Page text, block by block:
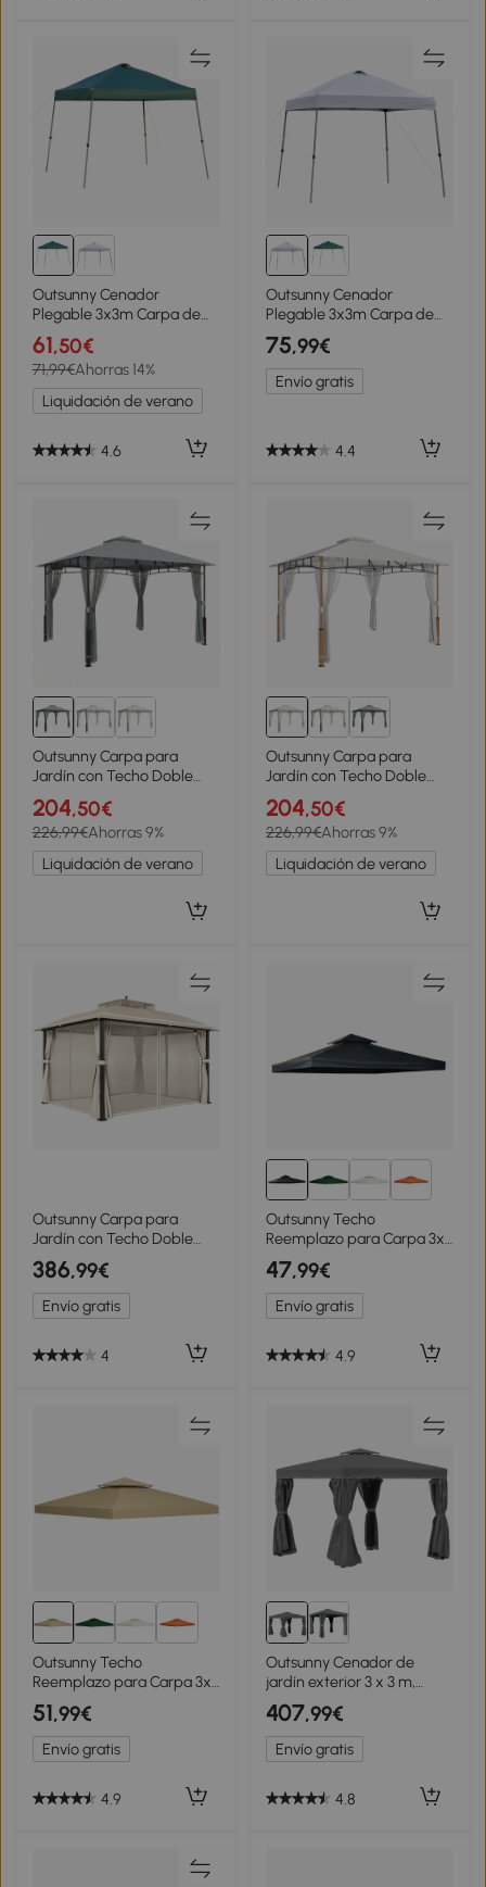
Outsunny Cenador
Plegable 3x3m Carpa de
Jardín con Bolsa de
Transporte con Ruedas
Impermeable y Marco de
Acero Gazebo para
Exterior Fiestas Camping
61,50€
71,99€Ahorras 14%
Liquidación de verano
4.6
Outsunny Cenador
Plegable 3x3m Carpa de
Jardín con Bolsa de
Transporte con Ruedas
Impermeable y Marco de
Acero Gazebo para
75,99€
Envío gratis
4.4
Outsunny Carpa para
Jardín con Techo Doble
Cenador con Paredes de
Malla UPF50+ para Exterior
Terraza 360x300x275 cm
Gris
204,50€
226,99€Ahorras 9%
Liquidación de verano
Outsunny Carpa para
Jardín con Techo Doble
Cenador con Paredes de
Malla UPF50+ para Exterior
Terraza 360x300x275 cm
Crema y Teca
204,50€
226,99€Ahorras 9%
Liquidación de verano
Outsunny Carpa para
Jardín con Techo Doble
Cenador con Mosquiteras y
Cortinas para Exterior
Terraza 370x303x290 cm
Beige
386,99€
Envío gratis
4
Outsunny Techo
Reemplazo para Carpa 3x3
m Pabellón de Poliéster
para Jardín Terraza Aire
Libre Exterior - Color Gris
Oscuro
47,99€
Envío gratis
4.9
Outsunny Techo
Reemplazo para Carpa 3x3
m Pabellón de Poliéster
para Jardín Terraza Aire
Libre Exterior - Color
Crema
51,99€
Envío gratis
4.9
Outsunny Cenador de
jardín exterior 3 x 3 m,
carpa con doble techo,
cortinas y mosquitera,
armazón en aluminio, gris
oscuro
407,99€
Envío gratis
4.8